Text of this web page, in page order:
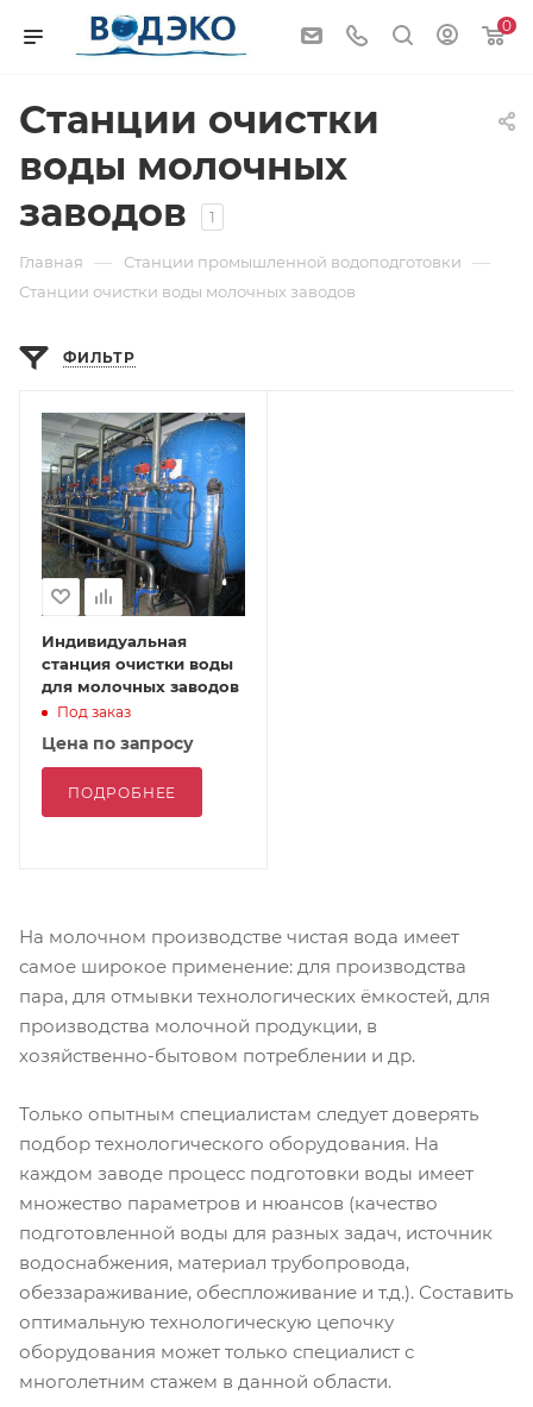
0
Станции очистки
воды молочных
заводов
1
Главная — Станции промышленной водоподготовки —
Станции очистки воды молочных заводов
ФИЛЬТР
Индивидуальная
станция очистки воды
для молочных заводов
Под заказ
Цена по запросу
ПОДРОБНЕЕ
На молочном производстве чистая вода имеет
самое широкое применение: для производства
пара, для отмывки технологических ёмкостей, для
производства молочной продукции, в
хозяйственно-бытовом потреблении и др.
Только опытным специалистам следует доверять
подбор технологического оборудования. На
каждом заводе процесс подготовки воды имеет
множество параметров и нюансов (качество
подготовленной воды для разных задач, источник
водоснабжения, материал трубопровода,
обеззараживание, обеспложивание и т.д.). Составить
оптимальную технологическую цепочку
оборудования может только специалист с
многолетним стажем в данной области.